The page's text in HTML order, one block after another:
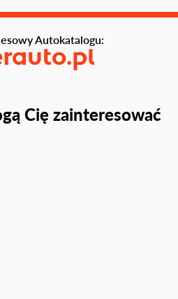
Cię zainteresować
Autokatalogu: